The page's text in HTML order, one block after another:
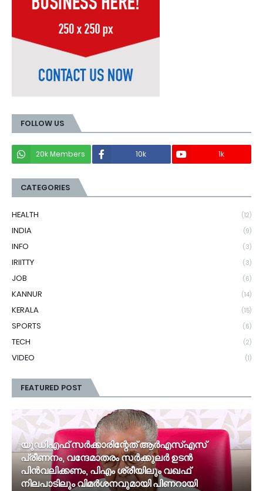
FOLLOW US
20k Members 10k 1k
CATEGORIES
HEALTH (12)
INDIA (9)
INFO (3)
IRIITTY (3)
JOB (6)
KANNUR (14)
KERALA (15)
SPORTS (6)
TECH (2)
VIDEO (1)
FEATURED POST
യുഡിഎഫ് സർക്കാരിന്റേത് ആർഎസ്എസ്
പ്രീണനം, വന്ദേമാതരം സർക്കുലർ ഉടൻ
പിൻവലിക്കണം, പിഎം ശ്രീയിലും വഖഫ്
നിലപാടിലും വിമർശനവുമായി പിണറായി